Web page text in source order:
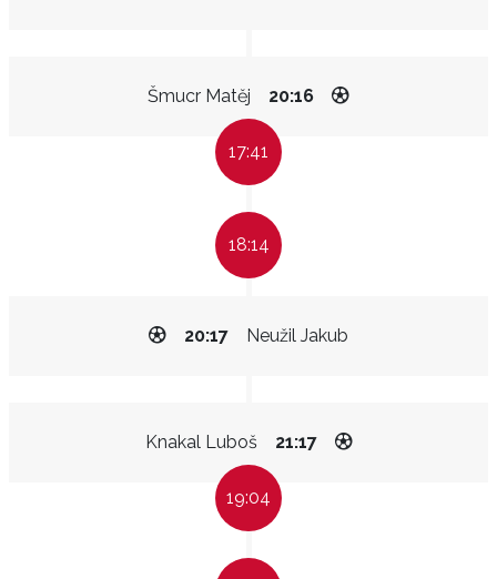
Šmucr Matěj 20:16
17:41
18:14
Neužil Jakub
20:17
Knakal Luboš 21:17
19:04